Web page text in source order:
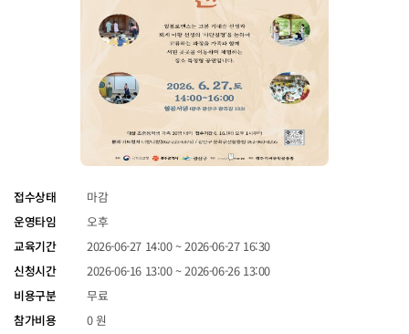
접수상태
마감
운영타임
오후
교육기간
2026-06-27 14:00 ~ 2026-06-27 16:30
신청시간
2026-06-16 13:00 ~ 2026-06-26 13:00
비용구분
무료
참가비용
0 원